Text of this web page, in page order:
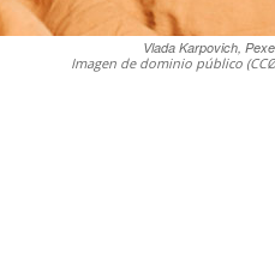
Vlada Karpovich,
Imagen de dominio público